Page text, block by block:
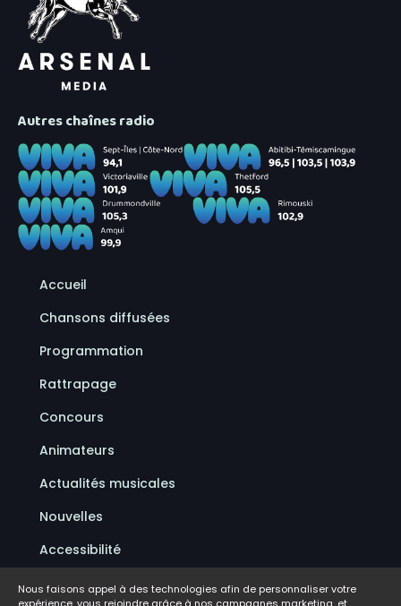
Autres chaînes radio
Accueil
Chansons diffusées
Programmation
Rattrapage
Concours
Animateurs
Actualités musicales
Nouvelles
Accessibilité
Politique de confidentialité
Nous faisons appel à des technologies afin de personnaliser votre